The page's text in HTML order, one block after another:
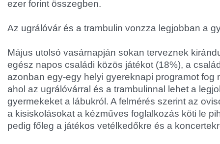
ezer forint összegben.
Az ugrálóvár és a trambulin vonzza legjobban a
Május utolsó vasárnapján sokan terveznek
egész napos családi közös játékot (18%), a
azonban egy-egy helyi gyereknapi programot fog
ahol az ugrálóvárral és a trambulinnal lehet a
gyermekeket a lábukról. A felmérés szerint az
a kisiskolásokat a kézműves foglalkozás köti le
pedig főleg a játékos vetélkedőkre és a